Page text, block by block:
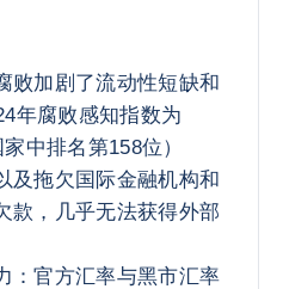
败加剧了流动性短缺和
年腐败感知指数为
中排名第158位）
及拖欠国际金融机构和
款，几乎无法获得外部
：官方汇率与黑市汇率